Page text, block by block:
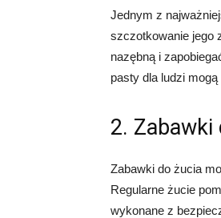
Jednym z
szczotkowanie jego
nazębną i
pasty dla ludzi
2. Zabawki
Zabawki do żucia
Regularne żucie
wykonane z